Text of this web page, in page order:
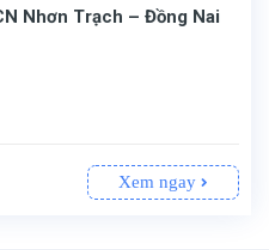
Nhơn Trạch – Đồng Nai
Xem ngay